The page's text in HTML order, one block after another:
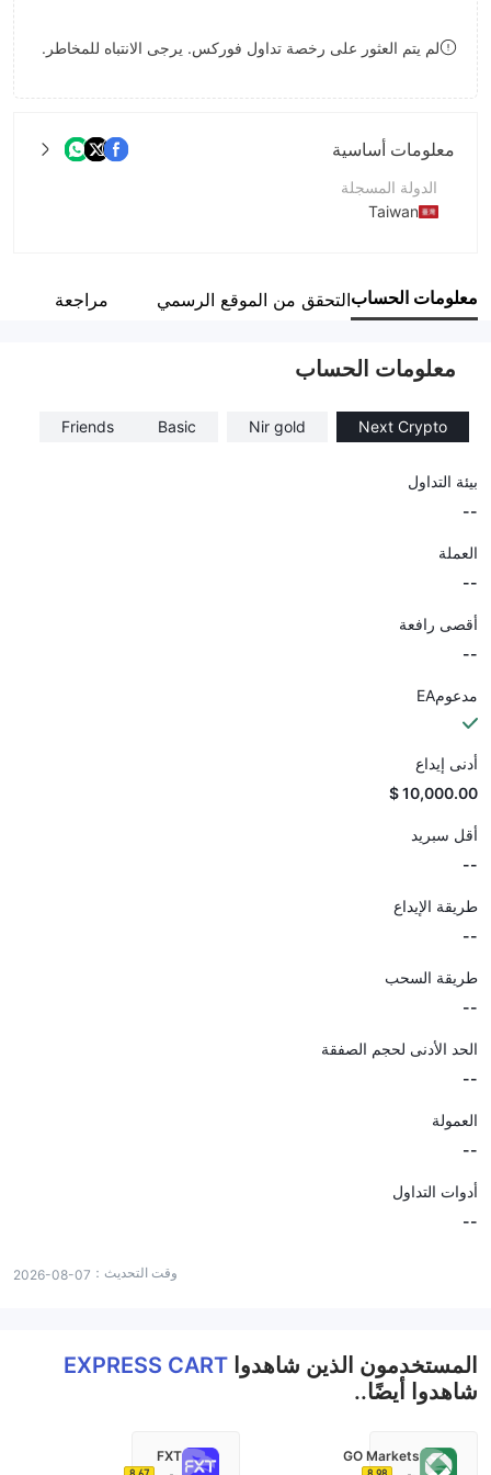
8
7
لم يتم العثور على رخصة تداول فوركس. يرجى الانتباه للمخاطر.
معلومات أساسية
الدولة المسجلة
Taiwan
اسم الشركة
معلومات الحسابالتحقق من الموقع الرسمي مراجعة
معلومات الحساب
Next Crypto
Nir gold
Basic
Friends
بيئة التداول
--
العملة
--
أقصى رافعة
--
مدعومEA
أدنى إيداع
10,000.00 $
أقل سبريد
--
طريقة الإيداع
--
طريقة السحب
--
الحد الأدنى لحجم الصفقة
--
العمولة
--
أدوات التداول
--
وقت التحديث： 2026-08-07
المستخدمون الذين شاهدوا EXPRESS CART
شاهدوا أيضًا..
GO Markets
FXT